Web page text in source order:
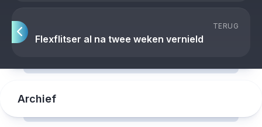
TERUG
Flexflitser al na twee weken vernield
Archief